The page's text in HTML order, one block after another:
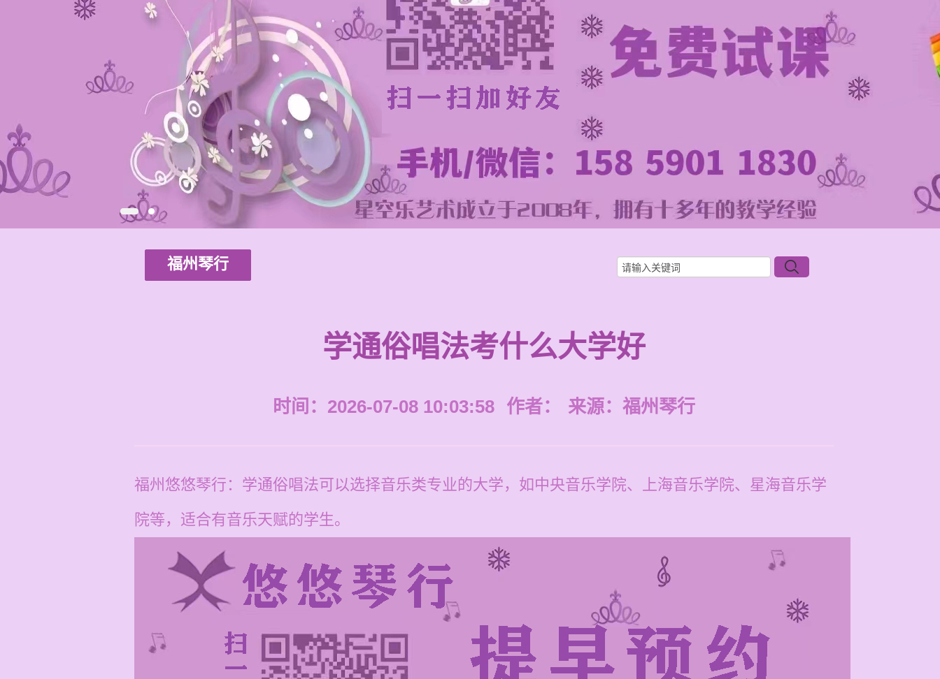
福州琴行
学通俗唱法考什么大学好
时间：2026-07-08 10:03:58 作者： 来源： 福州琴行
福州悠悠琴行：学通俗唱法可以选择音乐类专业的大学，如中央音乐学院、上海音乐学院、星海音乐学
院等，适合有音乐天赋的学生。